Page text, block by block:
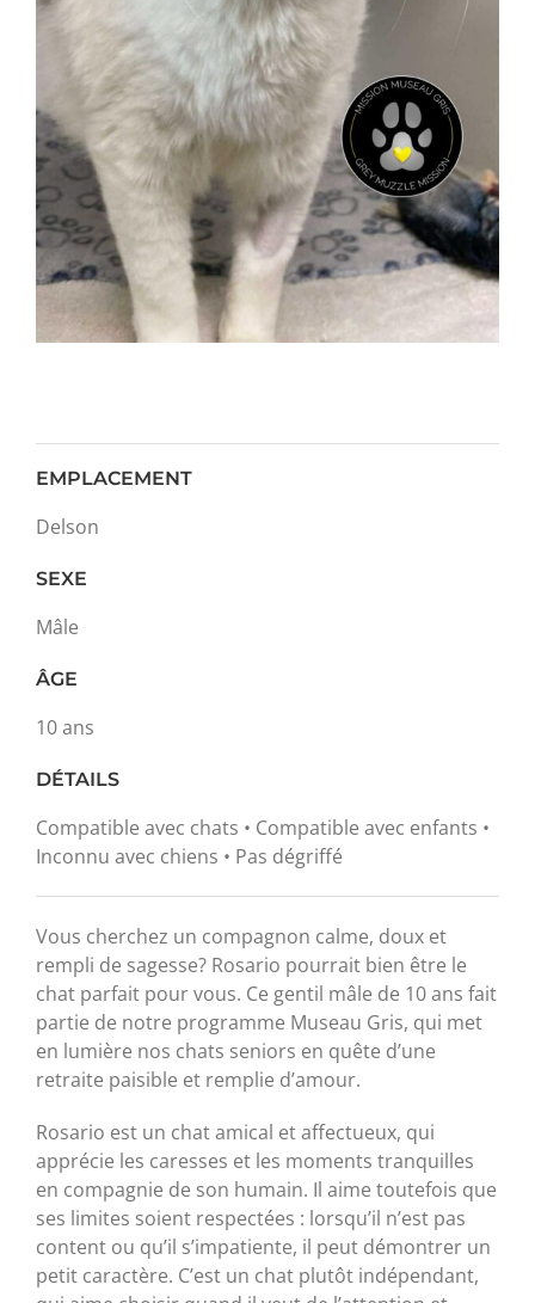
EMPLACEMENT
Delson
SEXE
Mâle
ÂGE
10 ans
DÉTAILS
Compatible avec chats • Compatible avec enfants •
Inconnu avec chiens • Pas dégriffé
Vous cherchez un compagnon calme, doux et
rempli de sagesse? Rosario pourrait bien être le
chat parfait pour vous. Ce gentil mâle de 10 ans fait
partie de notre programme Museau Gris, qui met
en lumière nos chats seniors en quête d’une
retraite paisible et remplie d’amour.
Rosario est un chat amical et affectueux, qui
apprécie les caresses et les moments tranquilles
en compagnie de son humain. Il aime toutefois que
ses limites soient respectées : lorsqu’il n’est pas
content ou qu’il s’impatiente, il peut démontrer un
petit caractère. C’est un chat plutôt indépendant,